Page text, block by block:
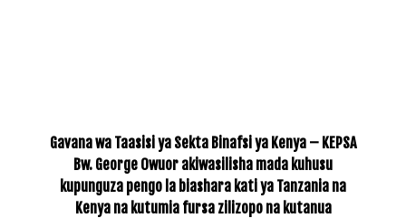
Gavana wa Taasisi ya Sekta Binafsi ya Kenya – KEPSA
Bw. George Owuor akiwasilisha mada kuhusu
kupunguza pengo la biashara kati ya Tanzania na
Kenya na kutumia fursa zilizopo na kutanua